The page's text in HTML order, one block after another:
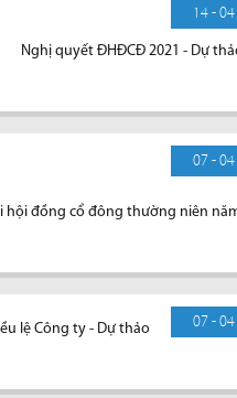
14 -
Nghị quyết ĐHĐCĐ 2021 - Dự
07 - 04
hội đồng cổ đông thường niên
07 - 04
lệ Công ty - Dự thảo